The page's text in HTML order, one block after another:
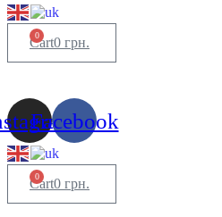
0 грн.
0
Cart
Facebook
0 грн.
0
Cart